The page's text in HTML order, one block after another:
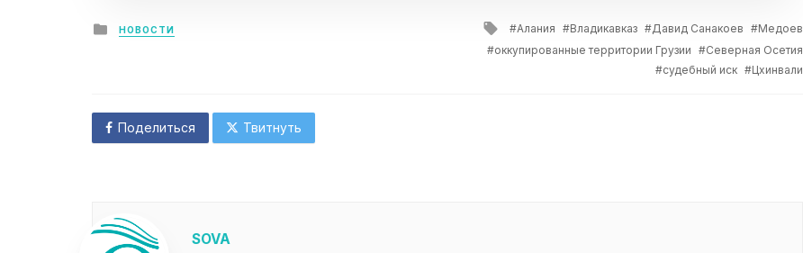
Posted
in
НОВОСТИ
Tagged
Алания Владикавказ Давид Санакоев
Медоев
оккупированные территории Грузии
Северная Осетия
судебный иск
Цхинвали
Поделиться Твитнуть
SOVA